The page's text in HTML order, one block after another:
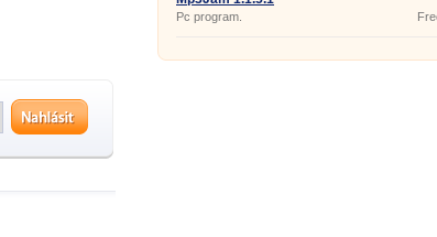
Pc program.